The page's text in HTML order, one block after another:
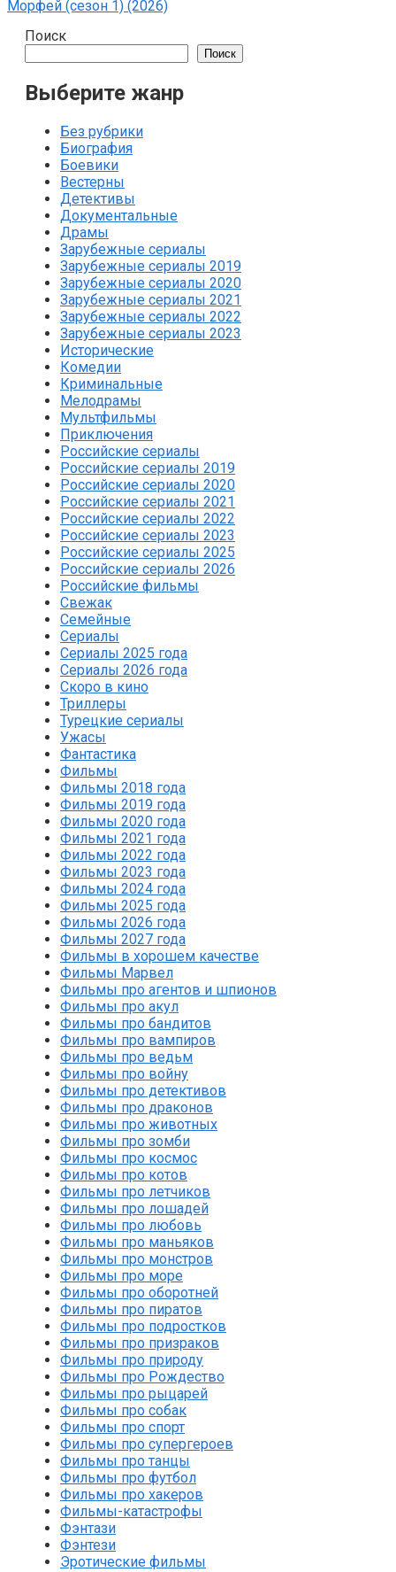
Морфей (сезон 1) (2026)
Поиск
Поиск
Выберите жанр
Без рубрики
Биография
Боевики
Вестерны
Детективы
Документальные
Драмы
Зарубежные сериалы
Зарубежные сериалы 2019
Зарубежные сериалы 2020
Зарубежные сериалы 2021
Зарубежные сериалы 2022
Зарубежные сериалы 2023
Исторические
Комедии
Криминальные
Мелодрамы
Мультфильмы
Приключения
Российские сериалы
Российские сериалы 2019
Российские сериалы 2020
Российские сериалы 2021
Российские сериалы 2022
Российские сериалы 2023
Российские сериалы 2025
Российские сериалы 2026
Российские фильмы
Свежак
Семейные
Сериалы
Сериалы 2025 года
Сериалы 2026 года
Скоро в кино
Триллеры
Турецкие сериалы
Ужасы
Фантастика
Фильмы
Фильмы 2018 года
Фильмы 2019 года
Фильмы 2020 года
Фильмы 2021 года
Фильмы 2022 года
Фильмы 2023 года
Фильмы 2024 года
Фильмы 2025 года
Фильмы 2026 года
Фильмы 2027 года
Фильмы в хорошем качестве
Фильмы Марвел
Фильмы про агентов и шпионов
Фильмы про акул
Фильмы про бандитов
Фильмы про вампиров
Фильмы про ведьм
Фильмы про войну
Фильмы про детективов
Фильмы про драконов
Фильмы про животных
Фильмы про зомби
Фильмы про космос
Фильмы про котов
Фильмы про летчиков
Фильмы про лошадей
Фильмы про любовь
Фильмы про маньяков
Фильмы про монстров
Фильмы про море
Фильмы про оборотней
Фильмы про пиратов
Фильмы про подростков
Фильмы про призраков
Фильмы про природу
Фильмы про Рождество
Фильмы про рыцарей
Фильмы про собак
Фильмы про спорт
Фильмы про супергероев
Фильмы про танцы
Фильмы про футбол
Фильмы про хакеров
Фильмы-катастрофы
Фэнтази
Фэнтези
Эротические фильмы